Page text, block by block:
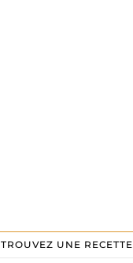
TROUVEZ UNE RECETTE